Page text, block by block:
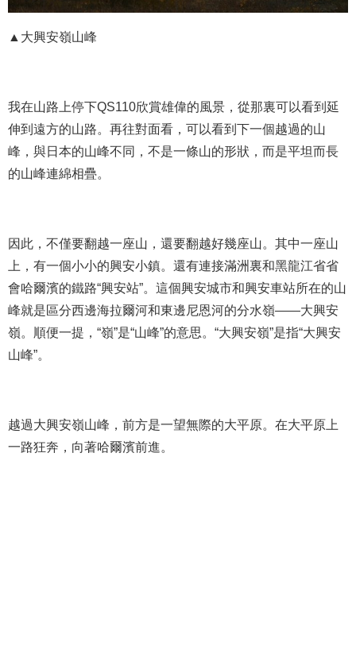
▲大興安嶺山峰
我在山路上停下QS110欣賞雄偉的風景，從那裏可以看到延
伸到遠方的山路。再往對面看，可以看到下一個越過的山
峰，與日本的山峰不同，不是一條山的形狀，而是平坦而長
的山峰連綿相疊。
因此，不僅要翻越一座山，還要翻越好幾座山。其中一座山
上，有一個小小的興安小鎮。還有連接滿洲裏和黑龍江省省
會哈爾濱的鐵路“興安站”。這個興安城市和興安車站所在的山
峰就是區分西邊海拉爾河和東邊尼恩河的分水嶺——大興安
嶺。順便一提，“嶺”是“山峰”的意思。“大興安嶺”是指“大興安
山峰”。
越過大興安嶺山峰，前方是一望無際的大平原。在大平原上
一路狂奔，向著哈爾濱前進。